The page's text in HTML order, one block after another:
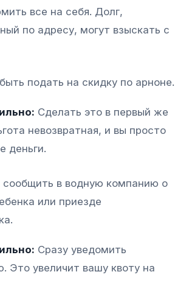
все на себя. Долг,
по адресу, могут взыскать с
подать на скидку по арноне.
Сделать это в первый же
невозвратная, и вы просто
деньги.
сообщить в водную компанию о
или приезде
Сразу уведомить
Это увеличит вашу квоту на